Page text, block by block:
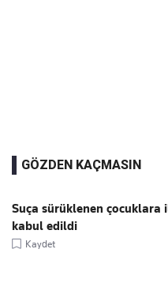
GÖZDEN KAÇMASIN
Suça sürüklenen çocuklara
kabul edildi
Kaydet